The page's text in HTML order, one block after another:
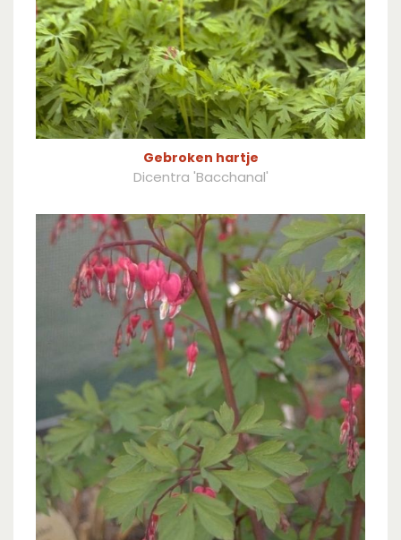
Gebroken hartje
Dicentra 'Bacchanal'